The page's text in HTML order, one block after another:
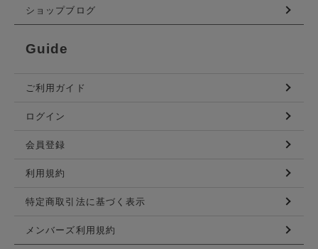
ショップブログ
Guide
ご利用ガイド
ログイン
会員登録
利用規約
特定商取引法に基づく表示
メンバーズ利用規約